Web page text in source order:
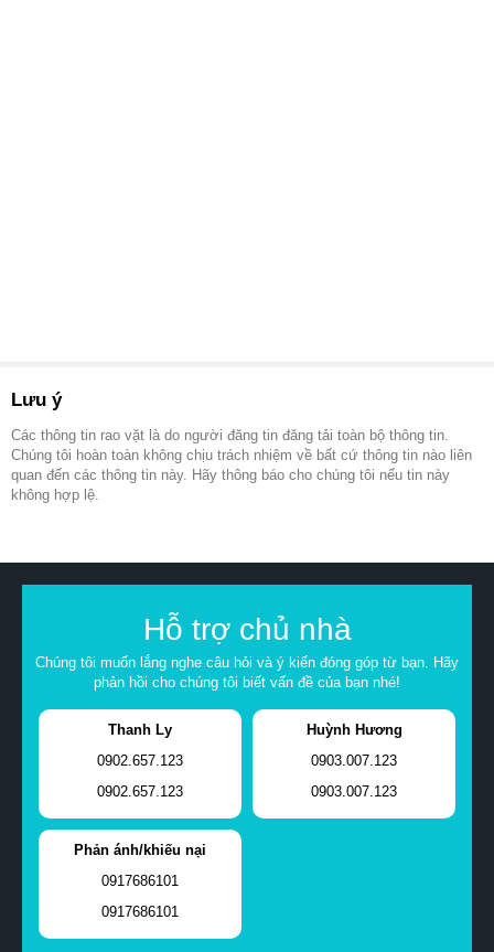
Lưu ý
Các thông tin rao vặt là do người đăng tin đăng tải toàn bộ thông tin.
Chúng tôi hoàn toàn không chịu trách nhiệm về bất cứ thông tin nào liên
quan đến các thông tin này. Hãy thông báo cho chúng tôi nếu tin này
không hợp lệ.
Hỗ trợ chủ nhà
Chúng tôi muốn lắng nghe câu hỏi và ý kiến đóng góp từ bạn. Hãy
phản hồi cho chúng tôi biết vấn đề của bạn nhé!
Thanh Ly
0902.657.123
0902.657.123
Huỳnh Hương
0903.007.123
0903.007.123
Phản ánh/khiếu nại
0917686101
0917686101